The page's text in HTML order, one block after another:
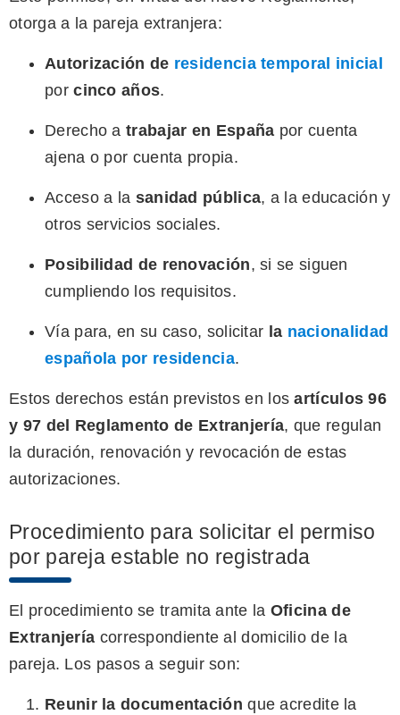
otorga a la pareja extranjera:
Autorización de residencia temporal inicial
porcinco años.
Derecho a trabajar en España por cuenta
ajena o por cuenta propia.
Acceso a la sanidad pública, a la educación y
otros servicios sociales.
Posibilidad de renovación, si se siguen
cumpliendo los requisitos.
Vía para, en su caso, solicitar la nacionalidad
española por residencia.
Estos derechos están previstos en losartículos 96
y 97 del Reglamento de Extranjería, que regulan
la duración, renovación y revocación de estas
autorizaciones.
Procedimiento para solicitar el permiso
por pareja estable no registrada
El procedimiento se tramita ante la Oficina de
Extranjería correspondiente al domicilio de la
pareja. Los pasos a seguir son:
Reunir la documentación que acredite la